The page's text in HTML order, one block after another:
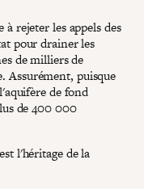
rejeter les appels des
pour drainer les
de milliers de
Assurément, puisque
de fond
de 400 000
l'héritage de la